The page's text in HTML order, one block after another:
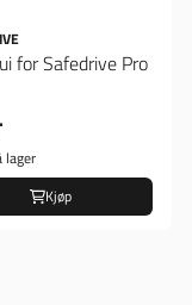
for Safedrive Pro
lager
Kjøp